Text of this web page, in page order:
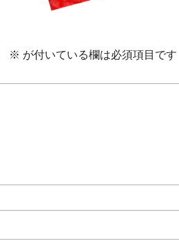
※ が付いている欄は必須項目です